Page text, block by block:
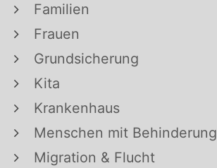
Familien
Frauen
Grundsicherung
Kita
Krankenhaus
Menschen mit Behinderung
Migration & Flucht